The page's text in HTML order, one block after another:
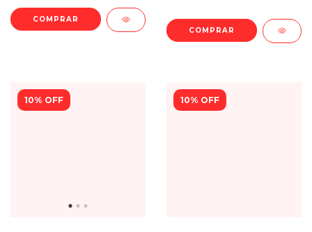
COMPRAR
COMPRAR
10% OFF 10% OFF